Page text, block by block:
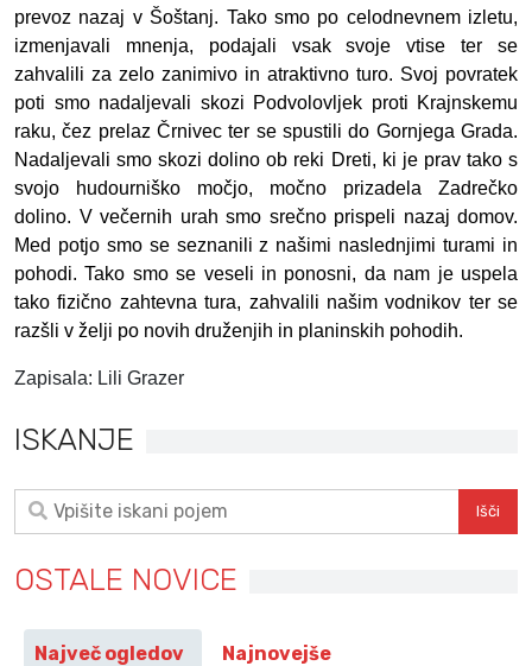
prevoz nazaj v Šoštanj. Tako smo po celodnevnem izletu,
izmenjavali mnenja, podajali vsak svoje vtise ter se
zahvalili za zelo zanimivo in atraktivno turo. Svoj povratek
poti smo nadaljevali skozi Podvolovljek proti Krajnskemu
raku, čez prelaz Črnivec ter se spustili do Gornjega Grada.
Nadaljevali smo skozi dolino ob reki Dreti, ki je prav tako s
svojo hudourniško močjo, močno prizadela Zadrečko
dolino. V večernih urah smo srečno prispeli nazaj domov.
Med potjo smo se seznanili z našimi naslednjimi turami in
pohodi. Tako smo se veseli in ponosni, da nam je uspela
tako fizično zahtevna tura, zahvalili našim vodnikov ter se
razšli v želji po novih druženjih in planinskih pohodih.
Zapisala: Lili Grazer
ISKANJE
OSTALE NOVICE
Največ ogledov Najnovejše